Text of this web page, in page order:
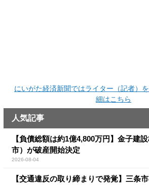
にいがた経済新聞ではライター（記者）
細はこちら
人気記事
【負債総額は約1億4,800万円】金子建
市）が破産開始決定
2026-08-04
【交通違反の取り締まりで発覚】三条